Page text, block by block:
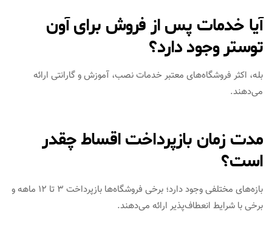
آیا خدمات پس از فروش برای آون
توستر وجود دارد؟
بله، اکثر فروشگاه‌های معتبر خدمات نصب، آموزش و گارانتی ارائه
می‌دهند.
مدت زمان بازپرداخت اقساط چقدر
است؟
بازه‌های مختلفی وجود دارد؛ برخی فروشگاه‌ها بازپرداخت 3 تا 12 ماهه و
برخی با شرایط انعطاف‌پذیر ارائه می‌دهند.